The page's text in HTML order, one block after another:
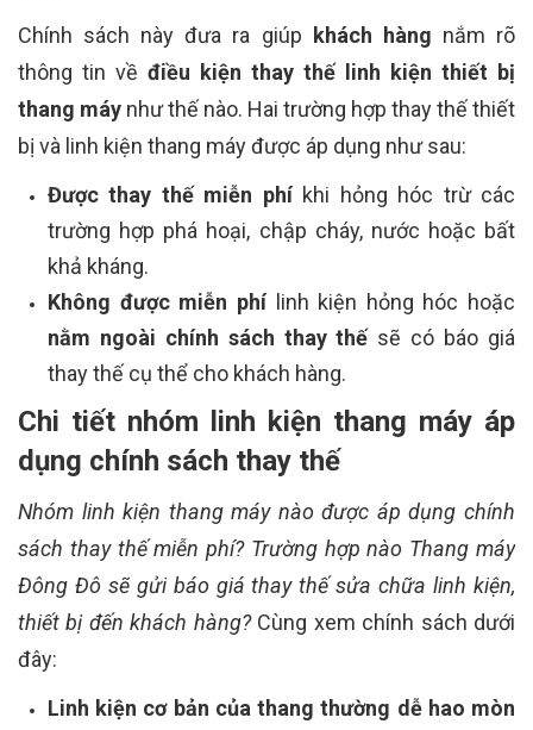
Chính sách này đưa ra giúp
khách hàng nắm rõ
thông tin về điều kiện thay thế linh kiện thiết bị
thang máy như thế nào. Hai trường hợp thay thế thiết
bị và linh kiện thang máy được áp dụng như sau:
Được thay thế miễn phíkhi hỏng hóc trừ các
trường hợp phá hoại, chập cháy, nước hoặc bất
khả kháng.
Không được miễn phílinh kiện hỏng hóc hoặc
nằm ngoài chính sách thay thếsẽ có báo giá
thay thế cụ thể cho khách hàng.
Chi tiết nhóm linh kiện thang máy áp
dụng chính sách thay thế
Nhóm linh kiện thang máy nào được áp dụng chính
sách thay thế miễn phí? Trường hợp nào Thang máy
Đông Đô sẽ gửi báo giá thay thế sửa chữa linh kiện,
thiết bị đến khách hàng?Cùng xem chính sách dưới
đây:
Linh kiện cơ bản của thang thường dễ hao mòn